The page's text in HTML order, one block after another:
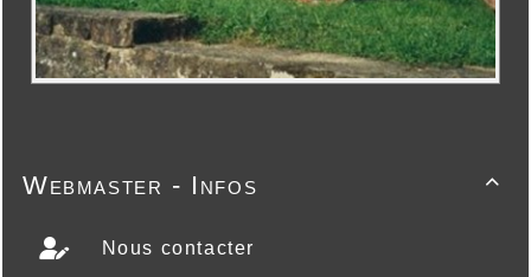

Webmaster - Infos
Nous contacter